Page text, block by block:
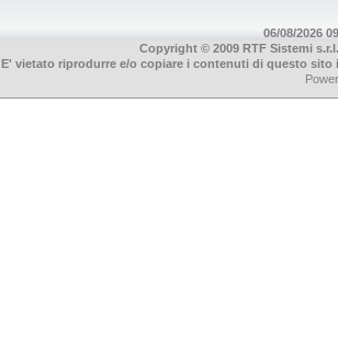
06/08/2026
Copyright © 2009 RTF Sistemi
E' vietato riprodurre e/o copiare i contenuti di questo